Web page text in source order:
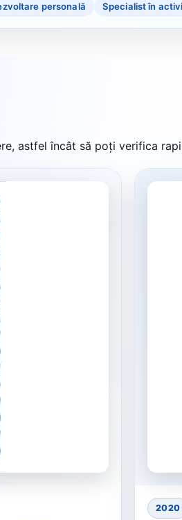
personală Specialist în
astfel încât să poți verifica
2020